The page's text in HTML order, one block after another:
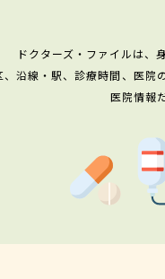
ドクターズ・ファイルは、
沿線・駅、診療時間、医院
医院情報